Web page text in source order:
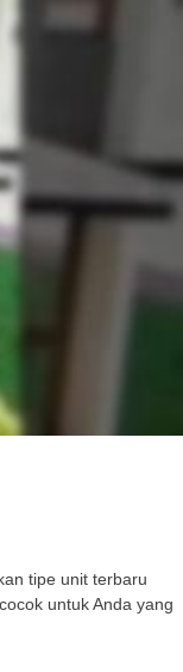
tipe unit terbaru
untuk Anda yang